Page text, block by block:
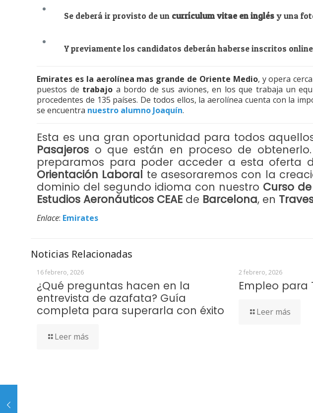
Se deberá ir provisto de un currículum vitae en inglésy una
Y previamente los candidatos deberán haberse inscritos
Emirates es la aerolínea mas grande de Oriente Medio, y opera
puestos de trabajo a bordo de sus aviones, en los que trabaja un
procedentes de 135 países. De todos ellos, la aerolínea cuenta con la
se encuentra nuestro alumno Joaquín.
Esta es una gran oportunidad para todos
Pasajeros o que están en proceso de
preparamos para poder acceder a esta oferta
Orientación Laboral te asesoraremos con la
dominio del segundo idioma con nuestro Curso
Estudios Aeronáuticos CEAE de Barcelona, en
Enlace: Emirates
Noticias Relacionadas
16 febrero, 2026
¿Qué preguntas hacen en la
entrevista de azafata? Guía
completa para superarla con éxito
Leer más
2 febrero, 2026
Empleo para
Leer más